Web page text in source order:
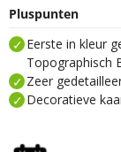
Pluspunten
Eerste in kleur
Topographisch
Zeer
Decoratieve